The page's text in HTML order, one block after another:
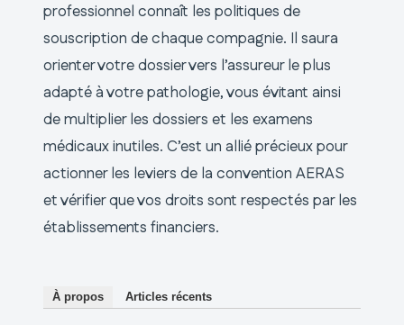
professionnel connaît les politiques de
souscription de chaque compagnie. Il saura
orienter votre dossier vers l’assureur le plus
adapté à votre pathologie, vous évitant ainsi
de multiplier les dossiers et les examens
médicaux inutiles. C’est un allié précieux pour
actionner les leviers de la convention AERAS
et vérifier que vos droits sont respectés par les
établissements financiers.
À propos Articles récents